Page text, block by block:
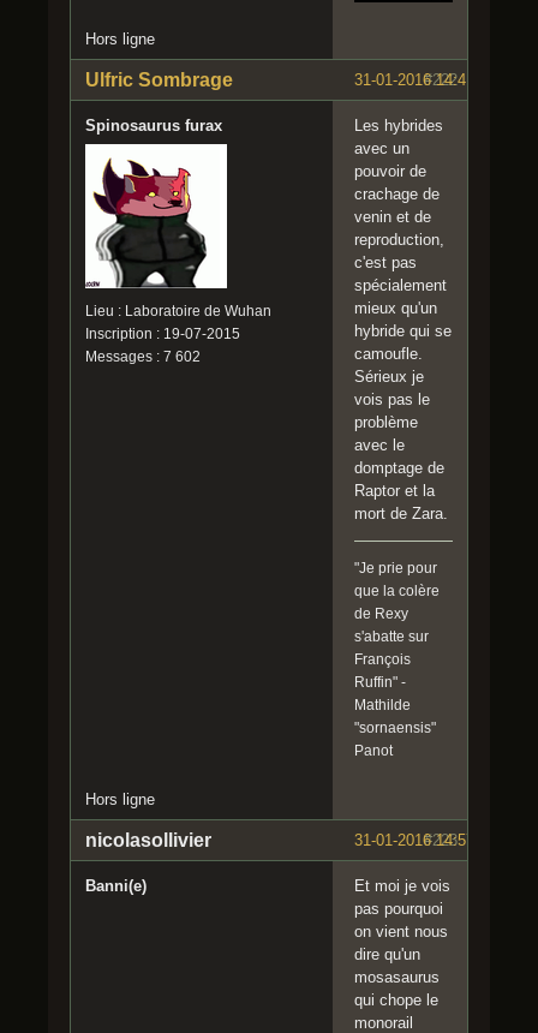
Hors ligne
#222
31-01-2016 14:41:14
Ulfric Sombrage
Spinosaurus furax
Lieu : Laboratoire de Wuhan
Inscription : 19-07-2015
Messages : 7 602
Les hybrides
avec un
pouvoir de
crachage de
venin et de
reproduction,
c'est pas
spécialement
mieux qu'un
hybride qui se
camoufle.
Sérieux je
vois pas le
problème
avec le
domptage de
Raptor et la
mort de Zara.
"Je prie pour
que la colère
de Rexy
s'abatte sur
François
Ruffin" -
Mathilde
"sornaensis"
Panot
Hors ligne
#223
31-01-2016 14:57:27
nicolasollivier
Banni(e)
Et moi je vois
pas pourquoi
on vient nous
dire qu'un
mosasaurus
qui chope le
monorail